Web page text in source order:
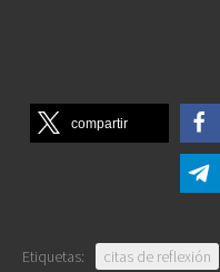
compartir
Etiquetas: citas de reflexión